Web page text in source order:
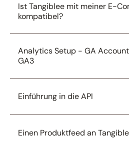
Ist Tangiblee mit meiner E-
kompatibel?
Analytics Setup - GA
GA3
Einführung in die API
Einen Produktfeed an